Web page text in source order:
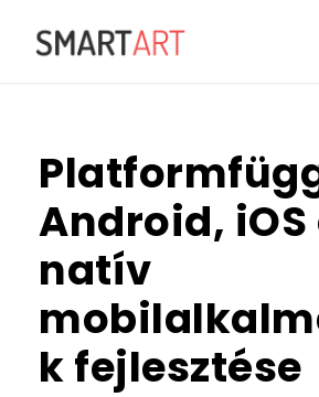
Android, iOS
natív
k fejlesztése